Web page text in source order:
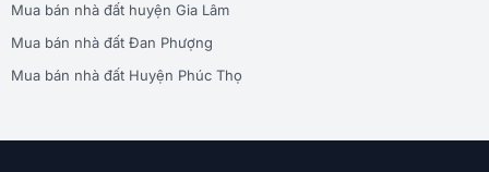
Mua bán nhà đất huyện Gia Lâm
Mua bán nhà đất Đan Phượng
Mua bán nhà đất Huyện Phúc Thọ